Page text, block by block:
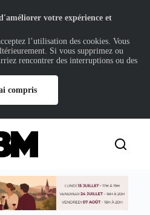
votre expérience et
l’utilisation des cookies. Vous
Si vous supprimez ou
rencontrer des interruptions ou des
compris